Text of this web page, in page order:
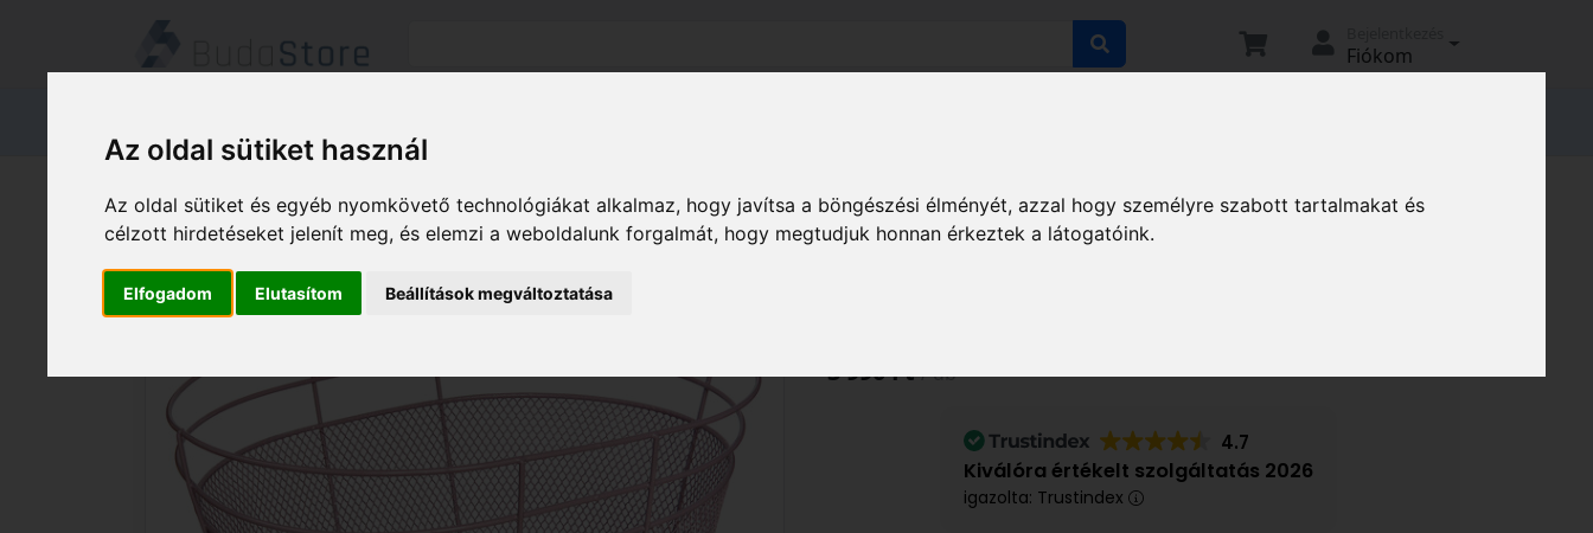
Az oldal sütiket használ
Az oldal sütiket és egyéb nyomkövető technológiákat alkalmaz, hogy javítsa a böngészési élményét, azzal hogy személyre szabott tartalmakat és
célzott hirdetéseket jelenít meg, és elemzi a weboldalunk forgalmát, hogy megtudjuk honnan érkeztek a látogatóink.
Elfogadom Elutasítom Beállítások megváltoztatása
Fiókom
Termékeink HÁZ KERT HOBBY Hobby Sport, kerékpár Kosarak ADRIATICA Kosár AD Retro mályva XCESN041/MV
3 990 Ft/ db
4.7
Kiválóra értékelt szolgáltatás 2026
igazolta: Trustindex